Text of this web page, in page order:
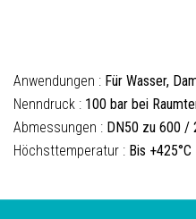
Anwendungen : Für Wasser,
Nenndruck : 100 bar bei
Abmessungen : DN50 zu 600 /
Höchsttemperatur : Bis +425°C